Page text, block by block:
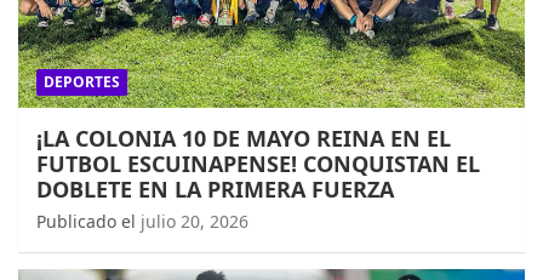
DEPORTES
¡LA COLONIA 10 DE MAYO REINA EN EL
FUTBOL ESCUINAPENSE! CONQUISTAN EL
DOBLETE EN LA PRIMERA FUERZA
Publicado el julio 20, 2026